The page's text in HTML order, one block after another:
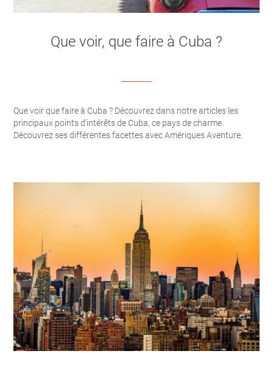
Que voir, que faire à Cuba ?
Que voir que faire à Cuba ? Découvrez dans notre articles les
principaux points d'intérêts de Cuba, ce pays de charme.
Découvrez ses différentes facettes avec Amériques Aventure.